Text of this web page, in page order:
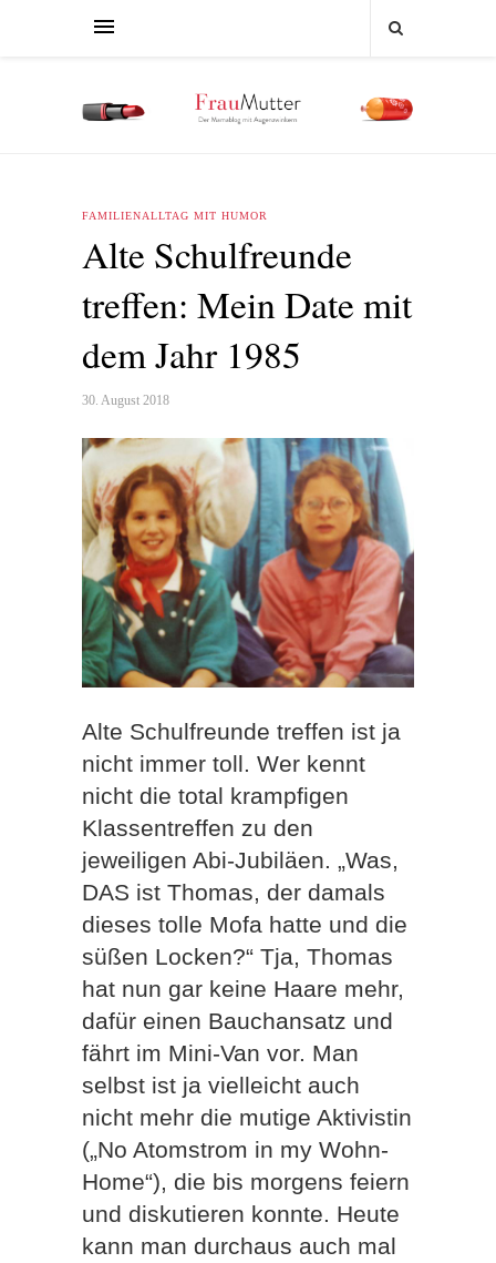
FAMILIENALLTAG MIT HUMOR
Alte Schulfreunde
treffen: Mein Date mit
dem Jahr 1985
30. August 2018
Alte Schulfreunde treffen ist ja
nicht immer toll. Wer kennt
nicht die total krampfigen
Klassentreffen zu den
jeweiligen Abi-Jubiläen. „Was,
DAS ist Thomas, der damals
dieses tolle Mofa hatte und die
süßen Locken?“ Tja, Thomas
hat nun gar keine Haare mehr,
dafür einen Bauchansatz und
fährt im Mini-Van vor. Man
selbst ist ja vielleicht auch
nicht mehr die mutige Aktivistin
(„No Atomstrom in my Wohn-
Home“), die bis morgens feiern
und diskutieren konnte. Heute
kann man durchaus auch mal